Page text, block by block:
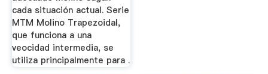
cada situación actual. Serie
MTM Molino Trapezoidal,
que funciona a una
veocidad intermedia, se
utiliza principalmente para .